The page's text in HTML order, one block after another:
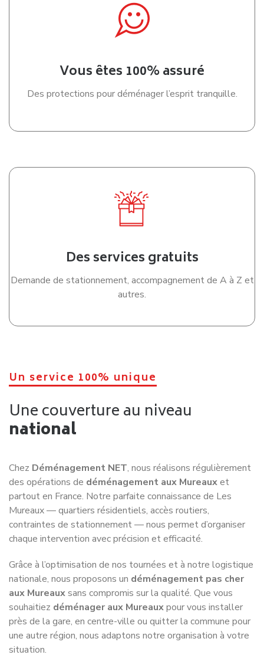
Vous êtes 100% assuré
Des protections pour déménager l’esprit tranquille.
Des services gratuits
Demande de stationnement, accompagnement de A à Z et
autres.
Un service 100% unique
Une couverture au niveau
national
Chez Déménagement NET, nous réalisons régulièrement
des opérations de déménagement aux Mureauxet
partout en France. Notre parfaite connaissance de Les
Mureaux— quartiers résidentiels, accès routiers,
contraintes de stationnement — nous permet d’organiser
chaque intervention avec précision et efficacité.
Grâce à l’optimisation de nos tournées et à notre logistique
nationale, nous proposons un déménagement pas cher
aux Mureauxsans compromis sur la qualité. Que vous
souhaitiez déménager aux Mureauxpour vous installer
près de la gare, en centre-ville ou quitter la commune pour
une autre région, nous adaptons notre organisation à votre
situation.